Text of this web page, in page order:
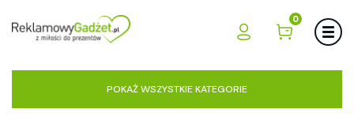
0
POKAŻ WSZYSTKIE KATEGORIE